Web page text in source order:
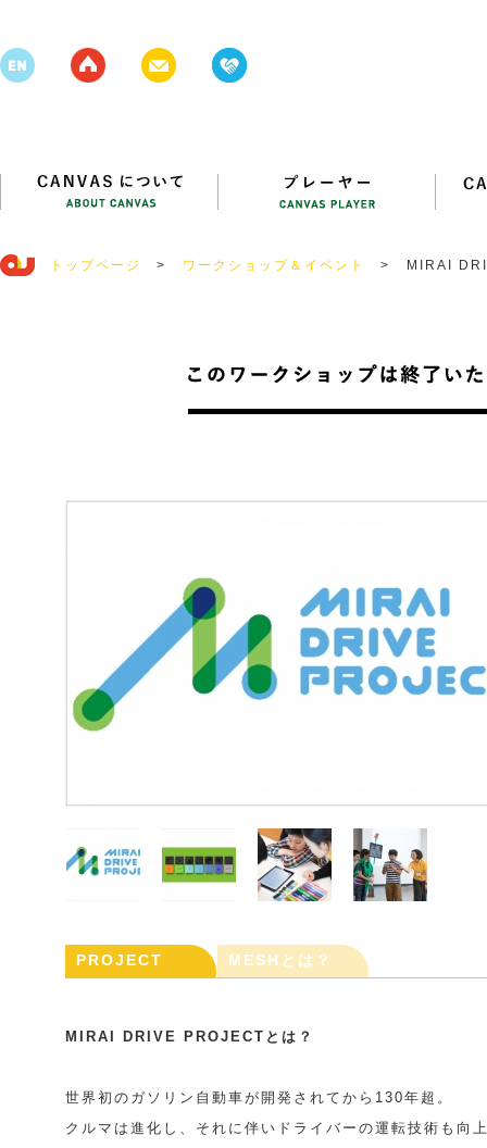
トップページ > ワークショップ＆イベント > MIRAI
PROJECT MESHとは？
MIRAI DRIVE PROJECTとは？
世界初のガソリン自動車が開発されてから130年超。
クルマは進化し、それに伴いドライバーの運転技術も向